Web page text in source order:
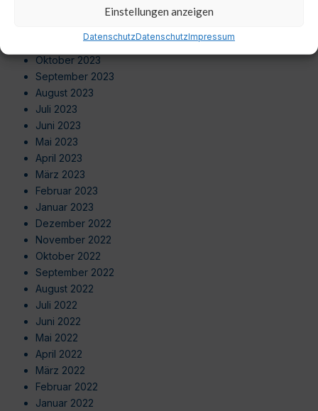
Einstellungen anzeigen
DatenschutzDatenschutzImpressum
November 2023
Oktober 2023
September 2023
August 2023
Juli 2023
Juni 2023
Mai 2023
April 2023
März 2023
Februar 2023
Januar 2023
Dezember 2022
November 2022
Oktober 2022
September 2022
August 2022
Juli 2022
Juni 2022
Mai 2022
April 2022
März 2022
Februar 2022
Januar 2022